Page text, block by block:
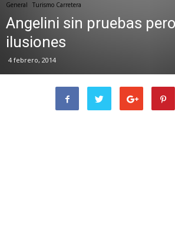
General Turismo Carretera
Angelini sin pruebas
ilusiones
4 febrero, 2014